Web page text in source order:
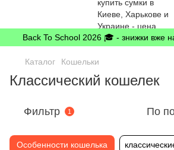
Back To School 2026 🎓 - знижки вже
Каталог Кошельки
Классический кошелек
Фильтр 1 По
Особенности кошелька